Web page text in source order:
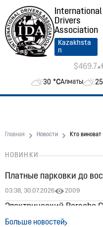
International
Drivers
Association
Kazakhsta
n
$469.7
30 °CАлматы 25
Главная Новости Кто
НОВИНКИ
Платные парковки до
03:38, 30.07.2026 2009
Электрический Porsche
появился в Казахстане:
Больше новостей